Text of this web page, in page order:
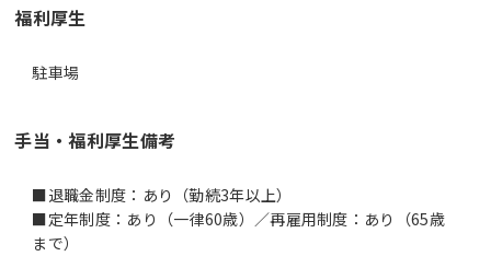
福利厚生
駐車場
手当・福利厚生備考
■退職金制度：あり（勤続3年以上）
■定年制度：あり（一律60歳）／再雇用制度：あり（65歳
まで）